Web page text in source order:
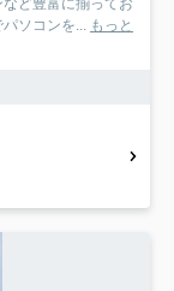
ど豊富に揃ってお
ソコンを... もっと